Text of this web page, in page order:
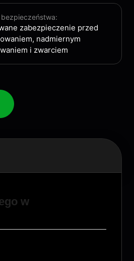
bezpieczeństwa:
zabezpieczenie przed
nadmiernym
i zwarciem
w